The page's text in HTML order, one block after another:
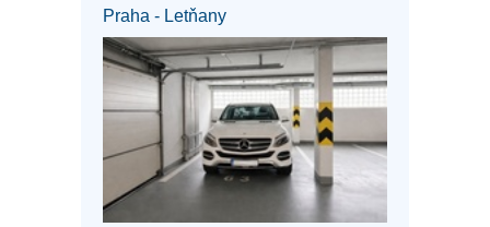
Praha - Letňany